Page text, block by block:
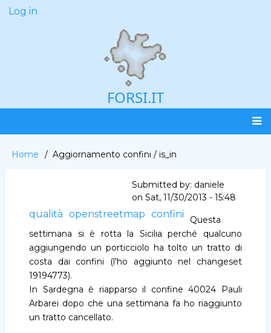
Skip
User
Log in
FORSI.IT
Main
navigation
Breadcrumb
Home Aggiornamento confini / is_in
Submitted by: daniele
on Sat, 11/30/2013 - 15:48
qualità openstreetmap confini
Questa
settimana si è rotta la Sicilia perché qualcuno
aggiungendo un porticciolo ha tolto un tratto di
costa dai confini (l'ho aggiunto nel changeset
19194773).
In Sardegna è riapparso il confine 40024 Pauli
Arbarei dopo che una settimana fa ho riaggiunto
un tratto cancellato.